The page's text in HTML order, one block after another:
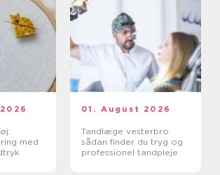
med
01. August 2026
Tandlæge vesterbro
sådan finder du tryg og
professionel tandpleje